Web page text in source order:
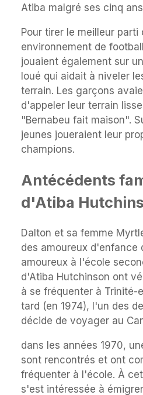
Atiba malgré ses cinq
Pour tirer le meilleur parti
environnement de
jouaient également sur
loué qui aidait à niveler
terrain. Les garçons
d'appeler leur terrain
"Bernabeu fait maison".
jeunes joueraient leur
champions.
Antécédents
d'Atiba
Dalton et sa femme
des amoureux d'enfance
amoureux à l'école
d'Atiba Hutchinson ont
à se fréquenter à Trinité-
tard (en 1974), l'un des
décide de voyager au
dans les années 1970,
sont rencontrés et ont
fréquenter à l'école. À
s'est intéressée à